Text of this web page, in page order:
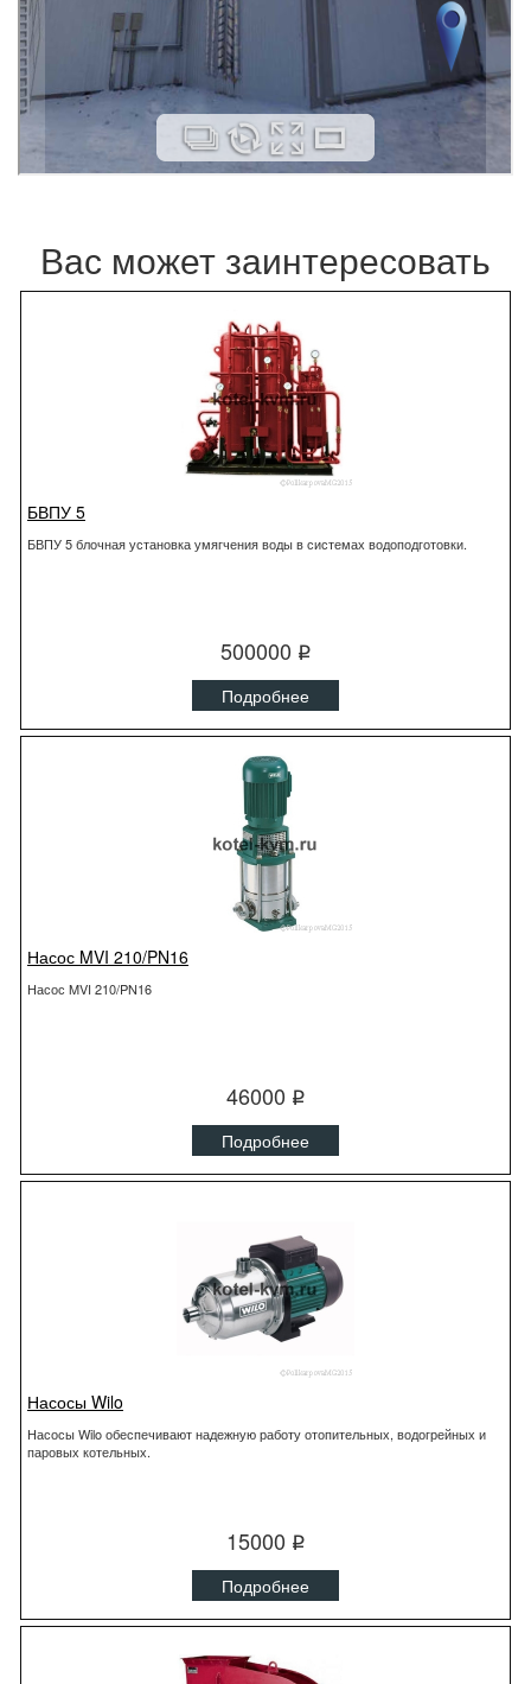
Вас может заинтересовать
БВПУ 5
БВПУ 5 блочная установка умягчения воды в системах водоподготовки.
500000 q
Подробнее
Насос MVI 210/PN16
Насос MVI 210/PN16
46000 q
Подробнее
Насосы Wilo
Насосы Wilo обеспечивают надежную работу отопительных, водогрейных и
паровых котельных.
15000 q
Подробнее